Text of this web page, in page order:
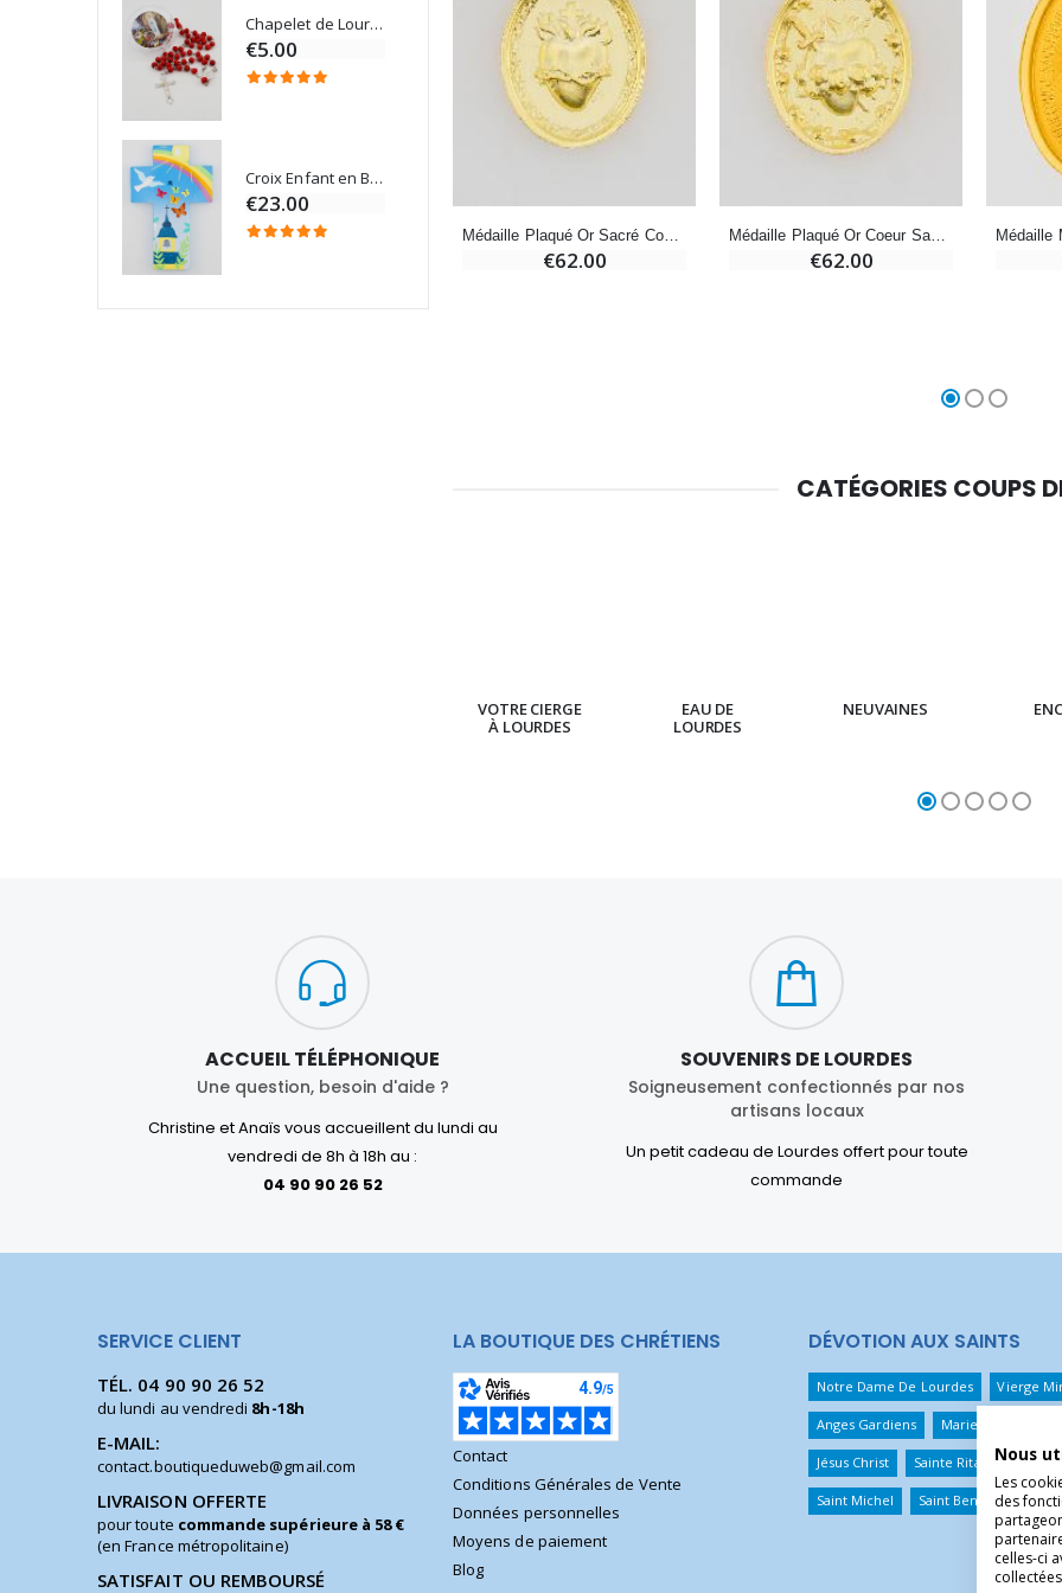
Chapelet de Lourdes en Bois
€5.00
Croix Enfant en Bois Eglise Papillons et Arc-en-ciel 15 cm
€23.00
Huile d'Onction
€9.90
€4.90
€5.00
€23.00
Médaille Plaqué Or Sacré Coeur de Jésus - 19mm
€62.00
Médaille Plaqué Or Coeur Sacré de Marie - 19mm
€62.00
CATÉGORIES COUPS
VOTRE CIERGE
À LOURDES
EAU DE
LOURDES
NEUVAINES
ACCUEIL TÉLÉPHONIQUE
Une question, besoin d'aide ?
Christine et Anaïs vous accueillent du lundi au
vendredi de 8h à 18h au :
04 90 90 26 52
SOUVENIRS DE LOURDES
Soigneusement confectionnés par nos
artisans locaux
Un petit cadeau de Lourdes offert pour toute
commande
SERVICE CLIENT
TÉL. 04 90 90 26 52
du lundi au vendredi 8h-18h
E-MAIL:
contact.boutiqueduweb@gmail.com
LIVRAISON OFFERTE
pour toute commande supérieure à 58 €
(en France métropolitaine)
SATISFAIT OU REMBOURSÉ
LA BOUTIQUE DES CHRÉTIENS
Contact
Conditions Générales de Vente
Données personnelles
Moyens de paiement
Blog
DÉVOTION AUX SAINTS
Notre Dame De Lourdes Vierge
Anges Gardiens Marie Qui Défait
Jésus Christ Sainte Rita Sainte
Saint Michel Saint Benoît Saint
Nous
Les
des
celles-ci